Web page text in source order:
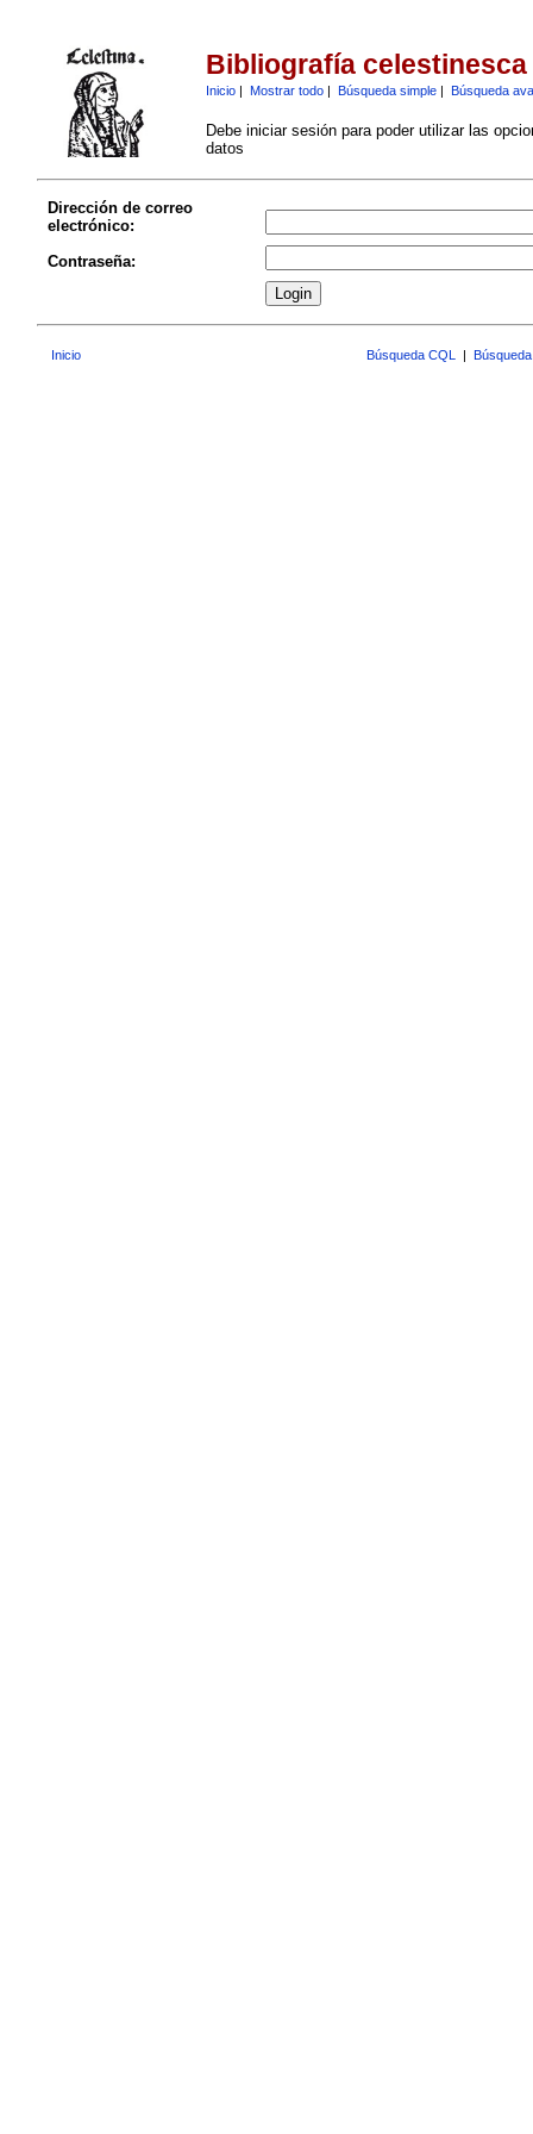
Bibliografía celestinesca
Inicio| Mostrar todo| Búsqueda simple| Búsqueda
Debe iniciar sesión para poder utilizar las
datos
Dirección de correo
electrónico:
Contraseña:
Inicio Búsqueda CQL |